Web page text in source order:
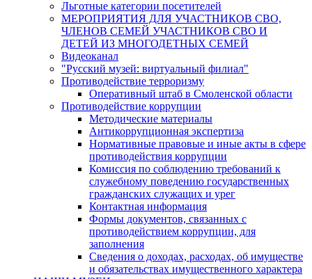
Льготные категории посетителей
МЕРОПРИЯТИЯ ДЛЯ УЧАСТНИКОВ СВО,
ЧЛЕНОВ СЕМЕЙ УЧАСТНИКОВ СВО И
ДЕТЕЙ ИЗ МНОГОДЕТНЫХ СЕМЕЙ
Видеоканал
"Русский музей: виртуальный филиал"
Противодействие терроризму
Оперативный штаб в Смоленской области
Противодействие коррупции
Методические материалы
Антикоррупционная экспертиза
Нормативные правовые и иные акты в сфере
противодействия коррупции
Комиссия по соблюдению требований к
служебному поведению государственных
гражданских служащих и урег
Контактная информация
Формы документов, связанных с
противодействием коррупции, для
заполнения
Сведения о доходах, расходах, об имуществе
и обязательствах имущественного характера